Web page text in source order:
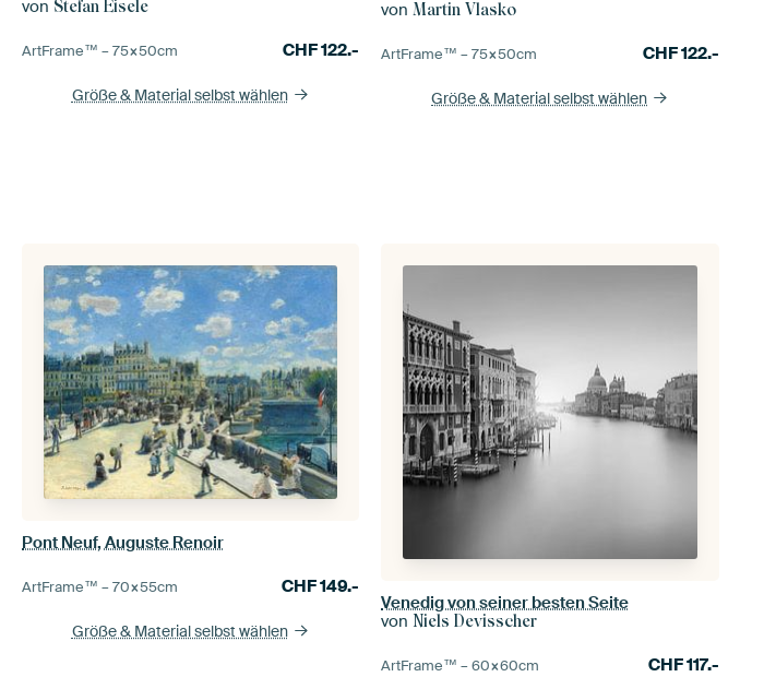
von Stefan Eisele
ArtFrame™ –75×50cm CHF122.-
Größe & Material selbst wählen
vonMartin Vlasko
ArtFrame™ –75×50cm CHF122.-
Größe & Material selbst wählen
Pont Neuf, Auguste Renoir
ArtFrame™ –70×55cm CHF149.-
Größe & Material selbst wählen
Venedig von seiner besten Seite
von Niels Devisscher
ArtFrame™ –60×60cm CHF117.-